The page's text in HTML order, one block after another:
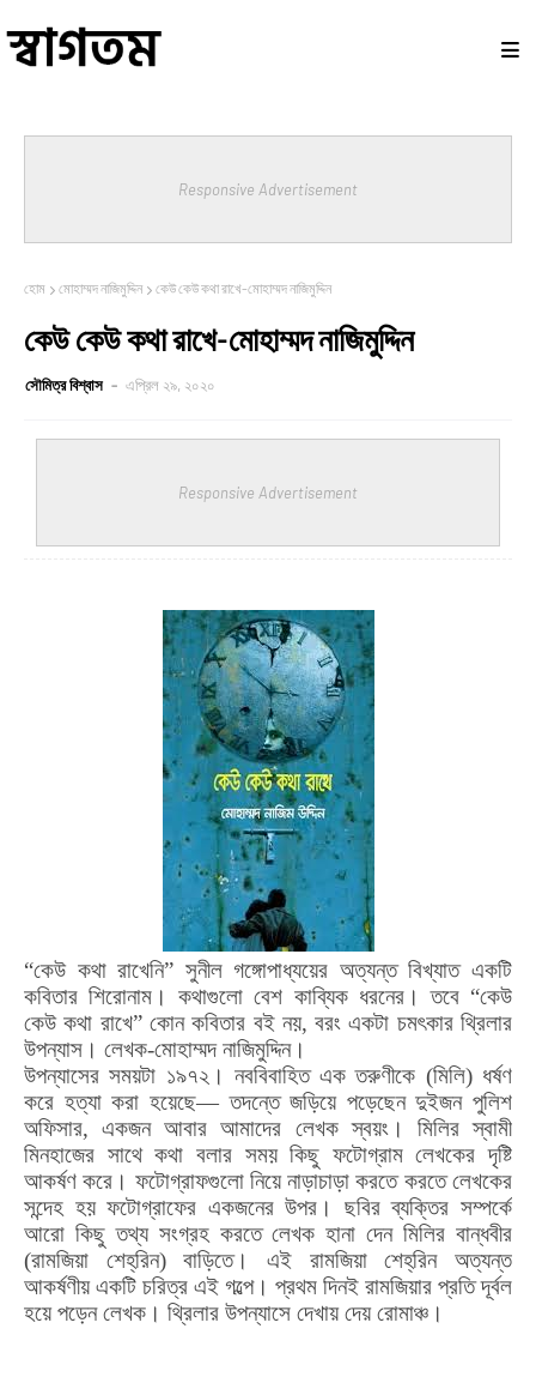
Responsive Advertisement
হোম মোহাম্মদ নাজিমুদ্দিন কেউ কেউ কথা রাখে-মোহাম্মদ নাজিমুদ্দিন
কেউ কেউ কথা রাখে-মোহাম্মদ নাজিমুদ্দিন
সৌমিত্র বিশ্বাস এপ্রিল ২৯, ২০২০
Responsive Advertisement
“কেউ কথা রাখেনি” সুনীল গঙ্গোপাধ্যয়ের অত্যন্ত বিখ্যাত একটি
কবিতার শিরোনাম। কথাগুলো বেশ কাব্যিক ধরনের। তবে “কেউ
কেউ কথা রাখে” কোন কবিতার বই নয়,বরং একটা চমৎকার থ্রিলার
উপন্যাস। লেখক-মোহাম্মদ নাজিমুদ্দিন।
উপন্যাসের সময়টা ১৯৭২। নববিবাহিত এক তরুণীকে (মিলি)ধর্ষণ
করে হত্যা করা হয়েছে— তদন্তে জড়িয়ে পড়েছেন দুইজন পুলিশ
অফিসার,একজন আবার আমাদের লেখক স্বয়ং। মিলির স্বামী
মিনহাজের সাথে কথা বলার সময় কিছু ফটোগ্রাম লেখকের দৃষ্টি
আকর্ষণ করে। ফটোগ্রাফগুলো নিয়ে নাড়াচাড়া করতে করতে লেখকের
সন্দেহ হয় ফটোগ্রাফের একজনের উপর। ছবির ব্যক্তির সম্পর্কে
আরো কিছু তথ্য সংগ্রহ করতে লেখক হানা দেন মিলির বান্ধবীর
(রামজিয়া শেহ্‌রিন) বাড়িতে। এই রামজিয়া শেহ্‌রিন অত্যন্ত
আকর্ষণীয় একটি চরিত্র এই গল্পে। প্রথম দিনই রামজিয়ার প্রতি দূর্বল
হয়ে পড়েন লেখক। থ্রিলার উপন্যাসে দেখায় দেয় রোমাঞ্চ।